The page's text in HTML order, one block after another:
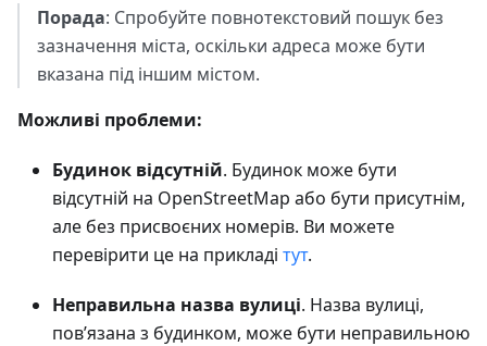
Порада: Спробуйте повнотекстовий пошук без
зазначення міста, оскільки адреса може бути
вказана під іншим містом.
Можливі проблеми:
Будинок відсутній. Будинок може бути
відсутній на OpenStreetMap або бути присутнім,
але без присвоєних номерів. Ви можете
перевірити це на прикладі тут.
Неправильна назва вулиці. Назва вулиці,
пов’язана з будинком, може бути неправильною